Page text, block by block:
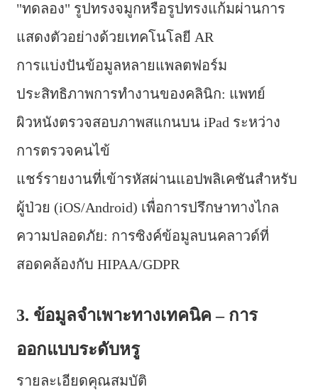
"ทดลอง" รูปทรงจมูกหรือรูปทรงแก้มผ่านการ
แสดงตัวอย่างด้วยเทคโนโลยี AR
การแบ่งปันข้อมูลหลายแพลตฟอร์ม
ประสิทธิภาพการทำงานของคลินิก: แพทย์
ผิวหนังตรวจสอบภาพสแกนบน iPad ระหว่าง
การตรวจคนไข้
แชร์รายงานที่เข้ารหัสผ่านแอปพลิเคชันสำหรับ
ผู้ป่วย (iOS/Android) เพื่อการปรึกษาทางไกล
ความปลอดภัย: การซิงค์ข้อมูลบนคลาวด์ที่
สอดคล้องกับ HIPAA/GDPR
3. ข้อมูลจำเพาะทางเทคนิค – การ
ออกแบบระดับหรู
รายละเอียดคุณสมบัติ